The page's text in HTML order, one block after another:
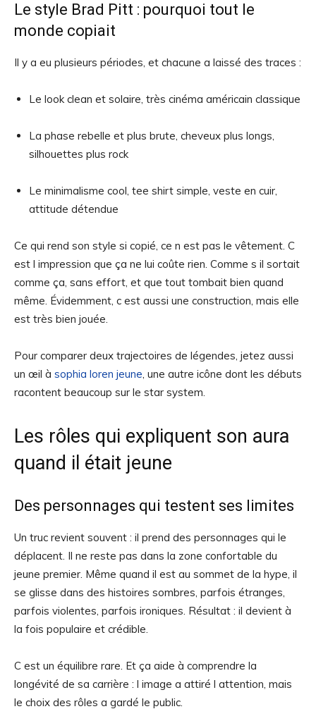
Le style Brad Pitt : pourquoi tout le
monde copiait
Il y a eu plusieurs périodes, et chacune a laissé des traces :
Le look clean et solaire, très cinéma américain classique
La phase rebelle et plus brute, cheveux plus longs,
silhouettes plus rock
Le minimalisme cool, tee shirt simple, veste en cuir,
attitude détendue
Ce qui rend son style si copié, ce n est pas le vêtement. C
est l impression que ça ne lui coûte rien. Comme s il sortait
comme ça, sans effort, et que tout tombait bien quand
même. Évidemment, c est aussi une construction, mais elle
est très bien jouée.
Pour comparer deux trajectoires de légendes, jetez aussi
un œil à sophia loren jeune, une autre icône dont les débuts
racontent beaucoup sur le star system.
Les rôles qui expliquent son aura
quand il était jeune
Des personnages qui testent ses limites
Un truc revient souvent : il prend des personnages qui le
déplacent. Il ne reste pas dans la zone confortable du
jeune premier. Même quand il est au sommet de la hype, il
se glisse dans des histoires sombres, parfois étranges,
parfois violentes, parfois ironiques. Résultat : il devient à
la fois populaire et crédible.
C est un équilibre rare. Et ça aide à comprendre la
longévité de sa carrière : l image a attiré l attention, mais
le choix des rôles a gardé le public.